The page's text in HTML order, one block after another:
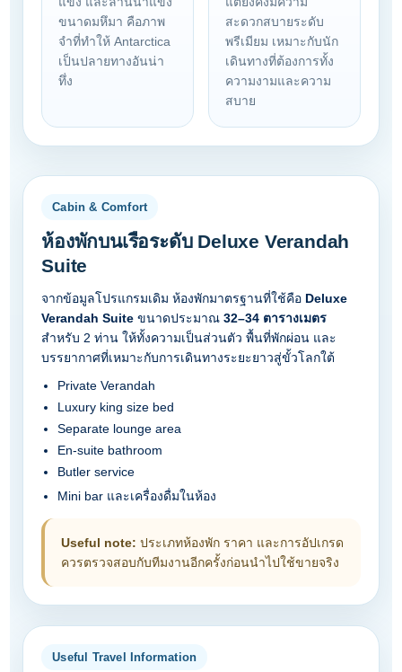
ขนาดมหึมา คือภาพ
จำที่ทำให้ Antarctica
เป็นปลายทางอันน่า
ทึ่ง
สะดวกสบายระดับ
พรีเมียม เหมาะกับนัก
เดินทางที่ต้องการทั้ง
ความงามและความ
สบาย
Cabin & Comfort
ห้องพักบนเรือระดับ Deluxe Verandah
Suite
จากข้อมูลโปรแกรมเดิม ห้องพักมาตรฐานที่ใช้คือ Deluxe
Verandah Suite ขนาดประมาณ32–34 ตารางเมตร
สำหรับ 2 ท่าน ให้ทั้งความเป็นส่วนตัว พื้นที่พักผ่อน และ
บรรยากาศที่เหมาะกับการเดินทางระยะยาวสู่ขั้วโลกใต้
Private Verandah
Luxury king size bed
Separate lounge area
En-suite bathroom
Butler service
Mini bar และเครื่องดื่มในห้อง
Useful note: ประเภทห้องพัก ราคา และการอัปเกรด
ควรตรวจสอบกับทีมงานอีกครั้งก่อนนำไปใช้ขายจริง
Useful Travel Information